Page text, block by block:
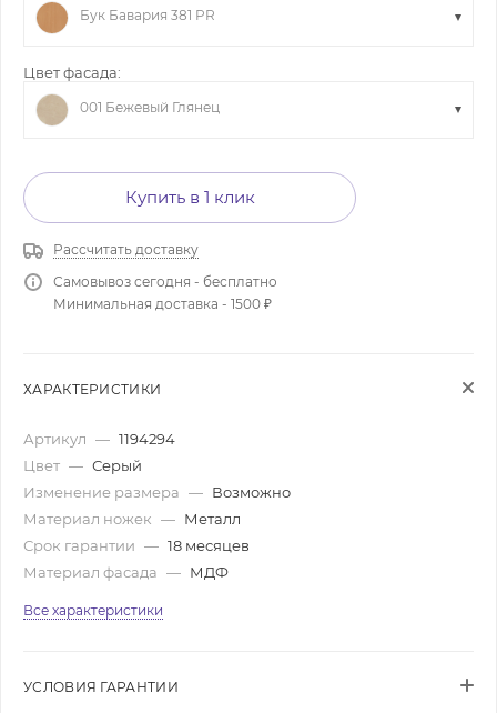
Бук Бавария 381 PR
Цвет фасада:
001 Бежевый Глянец
Купить в 1 клик
Рассчитать доставку
Самовывоз сегодня - бесплатно
Минимальная доставка - 1500 ₽
ХАРАКТЕРИСТИКИ
Артикул — 1194294
Цвет — Серый
Изменение размера — Возможно
Материал ножек — Металл
Срок гарантии — 18 месяцев
Материал фасада — МДФ
Все характеристики
УСЛОВИЯ ГАРАНТИИ